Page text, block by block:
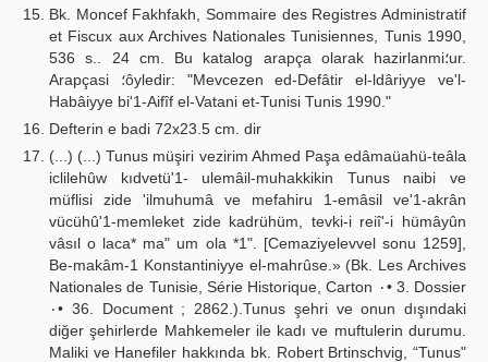
Bk. Moncef Fakhfakh, Sommaire des Registres Administratif
et Fiscux aux Archives Nationales Tunisiennes, Tunis 1990,
536 s.. 24 cm. Bu katalog arapça olarak hazirlanmi؛ur.
Arapçasi ؛ôyledir: "Mevcezen ed-Defâtir el-ldâriyye ve'l-
Habâiyye bi'1-Aifîf el-Vatani et-Tunisi Tunis 1990."
Defterin e badi 72x23.5 cm. dir
(...) (...) Tunus müşiri vezirim Ahmed Paşa edâmaüahü-teâla
iclilehûw kıdvetü'1- ulemâil-muhakkikin Tunus naibi ve
müflisi zide 'ilmuhumâ ve mefahiru 1-emâsil ve'1-akrân
vücühû'1-memleket zide kadrühüm, tevki-i reiî'-i hümâyûn
vâsıl o laca* ma" um ola *1". [Cemaziyelevvel sonu 1259],
Be-makâm-1 Konstantiniyye el-mahrûse.» (Bk. Les Archives
Nationales de Tunisie, Série Historique, Carton ٠• 3. Dossier
٠• 36. Document ; 2862.).Tunus şehri ve onun dışındaki
diğer şehirlerde Mahkemeler ile kadı ve muftulerin durumu.
Maliki ve Hanefiler hakkında bk. Robert Brtinschvig, “Tunus"